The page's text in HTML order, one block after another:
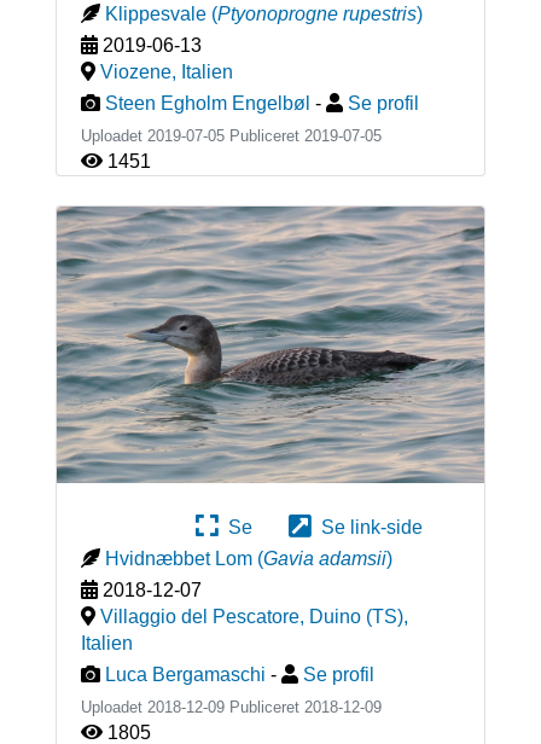
Klippesvale (Ptyonoprogne rupestris)
2019-06-13
Viozene, Italien
Steen Egholm Engelbøl - Se profil
Uploadet 2019-07-05 Publiceret 2019-07-05
1451
Se
Se link-side
Hvidnæbbet Lom (Gavia adamsii)
2018-12-07
Villaggio del Pescatore, Duino (TS),
Italien
Luca Bergamaschi - Se profil
Uploadet 2018-12-09 Publiceret 2018-12-09
1805